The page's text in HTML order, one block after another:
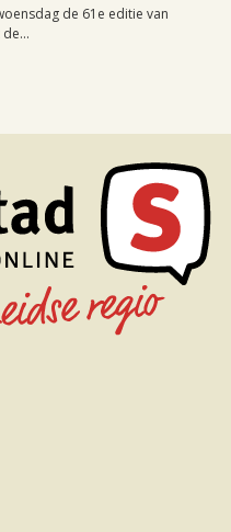
de 61e editie van